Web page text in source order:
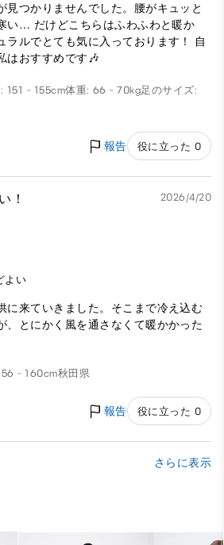
見つかりませんでした。腰がキュッと
い… だけどこちらはふわふわと暖か
ラルでとても気に入っております！ 自
はおすすめです🎶
151 - 155cm体重: 66 - 70kg足のサイズ:
報告 役に立った 0
！ 2026/4/20
よい
に来ていきました。そこまで冷え込む
、とにかく風を通さなくて暖かかった
- 160cm秋田県
報告 役に立った 0
さらに表示